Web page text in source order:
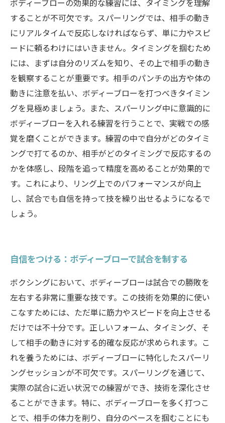
ボディーブローの効果的な練習には、タイミングを理解
することが不可欠です。スパーリングでは、相手の動き
にリアルタイムで反応しなければならず、単に力やスピ
ードに頼るわけにはいきません。タイミングを掴むため
には、まずは自分のリズムを知り、その上で相手の動き
を観察することが重要です。相手のパンチの出方や体の
動きに注意を払い、ボディーブローを打つべきタイミン
グを見極めましょう。また、スパーリング中に意識的に
ボディーブローを入れる練習を行うことで、実戦での感
覚を磨くことができます。練習の中で自分がどのタイミ
ングで打てるのか、相手がどのタイミングで反応するの
かを体感し、段階を追って精度を高めることが効果的で
す。これにより、リング上でのパフォーマンスが向上
し、試合でも自信を持って技を繰り出せるようになるで
しょう。
自信をつける：ボディーブローで試合を制する
ボクシングにおいて、ボディーブローは試合での勝敗を
左右する非常に重要な技です。この技術を効果的に使い
こなすためには、ただ単に筋力やスピードを向上させる
だけでは不十分です。正しいフォーム、タイミング、そ
して相手の動きに対する的確な反応が求められます。こ
れを養うためには、ボディーブローに特化したスパーリ
ングセッションが不可欠です。スパーリングを通じて、
実際の試合に近い状況での練習ができ、技術を深化させ
ることができます。特に、ボディーブローを多く打つこ
とで、相手の体力を削り、自分のペースを掴むことにも